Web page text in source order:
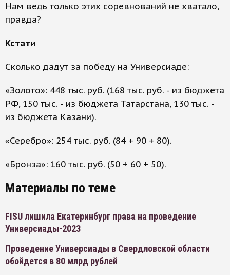
Нам ведь только этих соревнований не хватало,
правда?
Кстати
Сколько дадут за победу на Универсиаде:
«Золото»: 448 тыс. руб. (168 тыс. руб. - из бюджета
РФ, 150 тыс. - из бюджета Татарстана, 130 тыс. -
из бюджета Казани).
«Серебро»: 254 тыс. руб. (84 + 90 + 80).
«Бронза»: 160 тыс. руб. (50 + 60 + 50).
Материалы по теме
FISU лишила Екатеринбург права на проведение
Универсиады-2023
Проведение Универсиады в Свердловской области
обойдется в 80 млрд рублей